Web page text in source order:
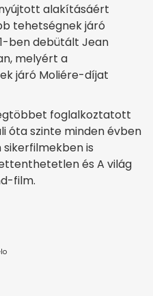
alakításáért
tehetségnek járó
ben debütált Jean
melyért a
járó Moliére-díjat
foglalkoztatott
óta szinte minden évben
is
és A világ
film.